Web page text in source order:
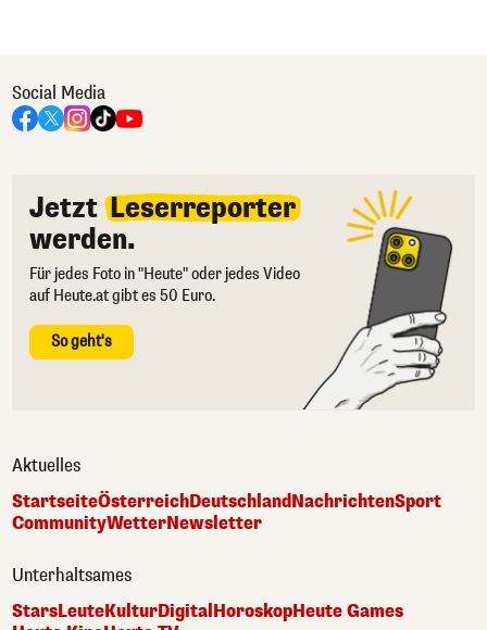
Social Media
Jetzt Leserreporter
werden.
Für jedes Foto in "Heute" oder jedes Video
auf Heute.at gibt es 50 Euro.
So geht's
Aktuelles
StartseiteÖsterreichDeutschlandNachrichtenSport
CommunityWetterNewsletter
Unterhaltsames
StarsLeuteKulturDigitalHoroskopHeute Games